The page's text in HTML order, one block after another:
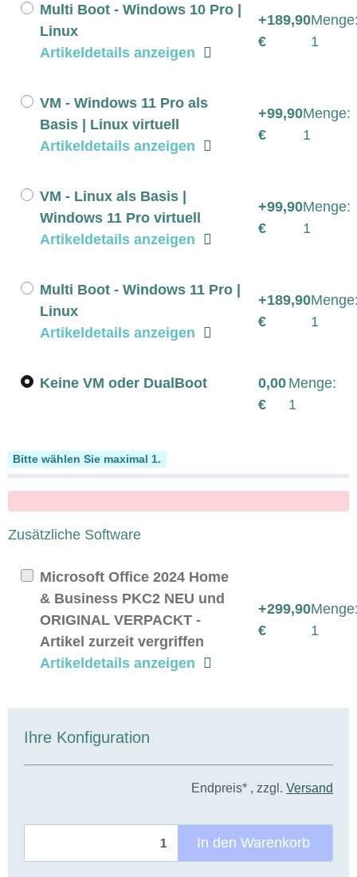
Multi Boot - Windows 10 Pro |
Linux
Artikeldetails anzeigen
+189,90
€
1
VM - Windows 11 Pro als
Basis | Linux virtuell
Artikeldetails anzeigen
+99,90
€
Menge:
1
VM - Linux als Basis |
Windows 11 Pro virtuell
Artikeldetails anzeigen
+99,90
€
Menge:
1
Multi Boot - Windows 11 Pro |
Linux
Artikeldetails anzeigen
+189,90
€
1
Keine VM oder DualBoot
0,00
€
Menge:
1
Softwarepakete
Bitte wählen Sie maximal 1.
x
Zusätzliche Software
Microsoft Office 2024 Home
& Business PKC2 NEU und
ORIGINAL VERPACKT -
Artikel zurzeit vergriffen
Artikeldetails anzeigen
+299,90
€
1
Ihre Konfiguration
Endpreis* , zzgl. Versand
In den Warenkorb